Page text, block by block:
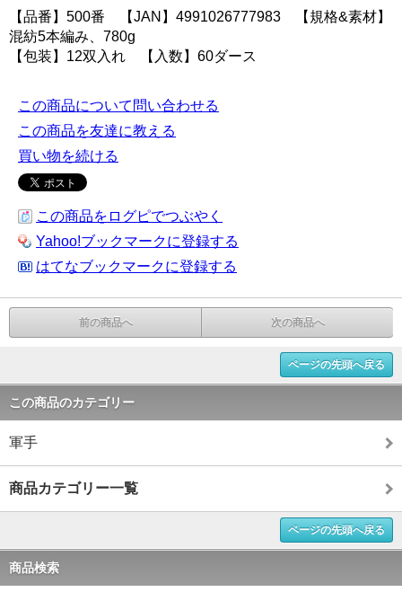
【品番】500番 【JAN】4991026777983 【規格&素材】
混紡5本編み、780g
【包装】12双入れ 【入数】60ダース
この商品について問い合わせる
この商品を友達に教える
買い物を続ける
この商品をログピでつぶやく
Yahoo!ブックマークに登録する
はてなブックマークに登録する
前の商品へ 次の商品へ
ページの先頭へ戻る
この商品のカテゴリー
軍手
商品カテゴリー一覧
ページの先頭へ戻る
商品検索